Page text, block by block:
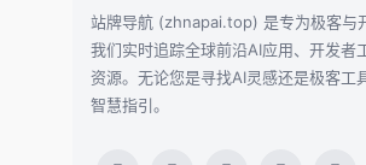
站牌导航 (zhnapai.top) 是专为极客与
我们实时追踪全球前沿AI应用、开发者
资源。无论您是寻找AI灵感还是极客工
智慧指引。